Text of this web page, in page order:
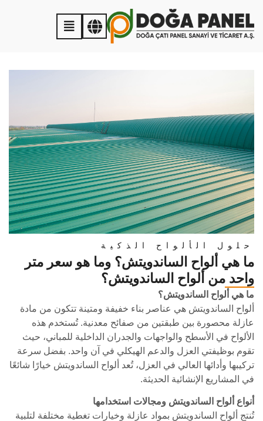
حلول الألواح الذكية
ما هي ألواح الساندويتش؟ وما هو سعر متر
واحد من ألواح الساندويتش؟
ما هي ألواح الساندويتش؟
ألواح الساندويتش هي عناصر بناء خفيفة ومتينة تتكون من مادة
عازلة محصورة بين طبقتين من صفائح معدنية. تُستخدم هذه
الألواح في الأسطح والواجهات والجدران الداخلية للمباني، حيث
تقوم بوظيفتي العزل والدعم الهيكلي في آن واحد. بفضل سرعة
تركيبها وأدائها العالي في العزل، تُعد ألواح الساندويتش خيارًا شائعًا
في المشاريع الإنشائية الحديثة.
أنواع ألواح الساندويتش ومجالات استخدامها
تُنتج ألواح الساندويتش بمواد عازلة وخيارات تغطية مختلفة لتلبية